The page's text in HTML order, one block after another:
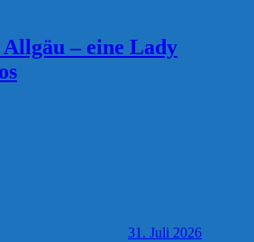
– eine Lady
31. Juli 2026